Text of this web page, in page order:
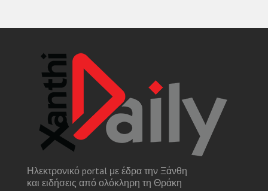
Ηλεκτρονικό portal με έδρα την Ξάνθη
και ειδήσεις από ολόκληρη τη Θράκη